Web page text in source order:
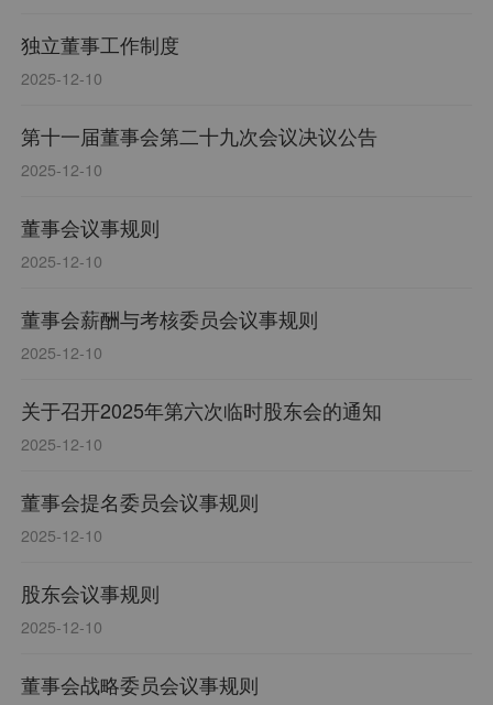
独立董事工作制度
2025-12-10
第十一届董事会第二十九次会议决议公告
2025-12-10
董事会议事规则
2025-12-10
董事会薪酬与考核委员会议事规则
2025-12-10
关于召开2025年第六次临时股东会的通知
2025-12-10
董事会提名委员会议事规则
2025-12-10
股东会议事规则
2025-12-10
董事会战略委员会议事规则